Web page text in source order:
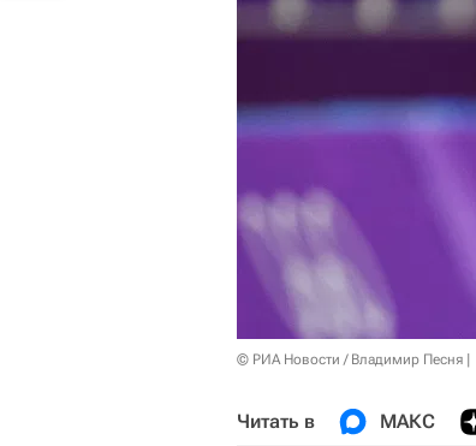
© РИА Новости / Владимир Песня
Читать в МАКС